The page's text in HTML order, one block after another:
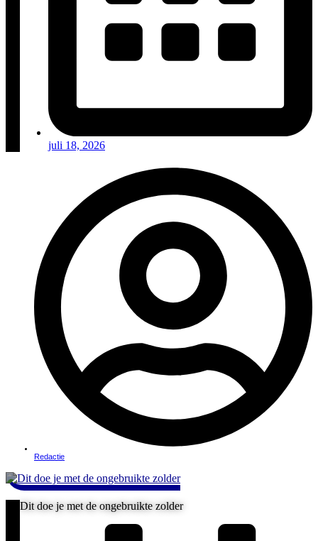
juli 18, 2026
Redactie
Dit doe je met de ongebruikte zolder